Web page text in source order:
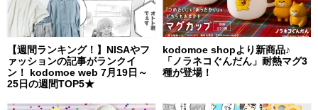
【週間ランキング！】NISAやフ
ァッションの記事がランクイ
ン！ kodomoe web 7月19日～
25日の週間TOP5★
kodomoe shopより新商品♪
「ノラネコぐんだん」耐熱マグ3
種が登場！